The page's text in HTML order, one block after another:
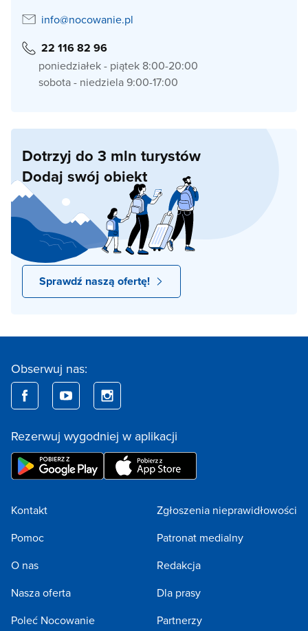
info@nocowanie.pl
22 116 82 96
poniedziałek - piątek 8:00-20:00
sobota - niedziela 9:00-17:00
Dotrzyj do 3 mln turystów
Dodaj swój obiekt
Sprawdź naszą ofertę!
Obserwuj nas:
Rezerwuj wygodniej w aplikacji
Kontakt
Pomoc
O nas
Nasza oferta
Poleć Nocowanie
Zgłoszenia nieprawidłowości
Patronat medialny
Redakcja
Dla prasy
Partnerzy